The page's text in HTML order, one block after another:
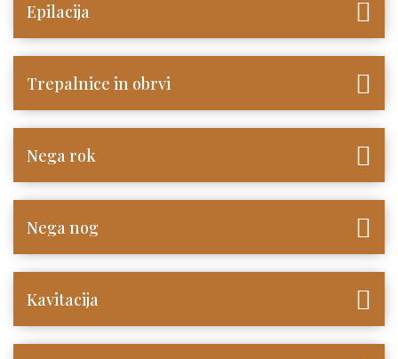
Epilacija
Trepalnice in obrvi
Nega rok
Nega nog
Kavitacija